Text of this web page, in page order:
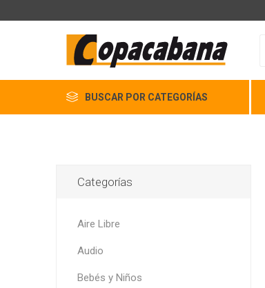
BUSCAR POR CATEGORÍAS
Categorías
Aire Libre
Audio
Bebés y Niños